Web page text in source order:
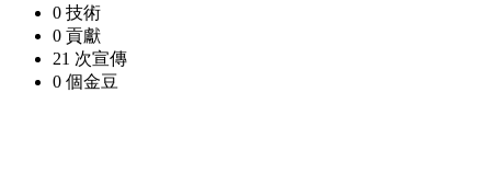
0 技術
0 貢獻
21 次宣傳
0 個金豆